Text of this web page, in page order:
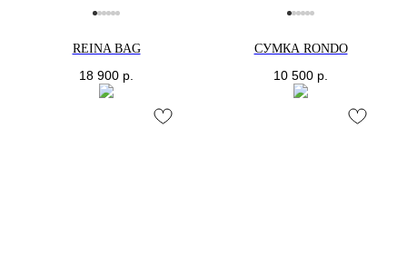
REINA BAG
18 900 р.
СУМКА RONDO
10 500 р.